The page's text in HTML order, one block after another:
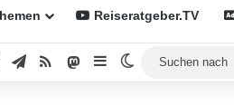
Reiseratgeber.TV
Telegram
RSSMastodon
SidebarSkin umschalten